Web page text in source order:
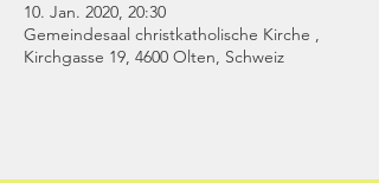
10. Jan. 2020, 20:30
Gemeindesaal christkatholische Kirche ,
Kirchgasse 19, 4600 Olten, Schweiz